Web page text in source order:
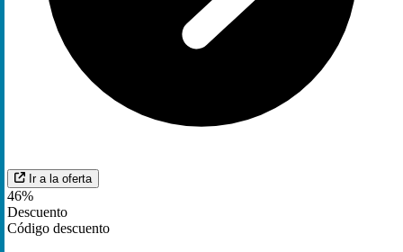
Ir a la oferta
46%
Descuento
Código descuento